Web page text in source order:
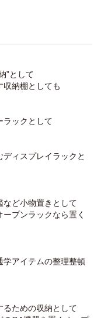
”として
収納棚としても
ラックとして
ィスプレイラックと
ど小物置きとして
プンラックなら置く
学アイテムの整理整頓
ための収納として